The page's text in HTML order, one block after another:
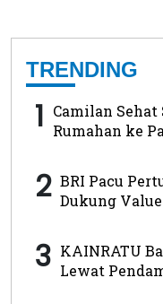
TRENDING
1 Camilan Sehat
Rumahan ke
2 BRI Pacu
Dukung
3 KAINRATU
Lewat